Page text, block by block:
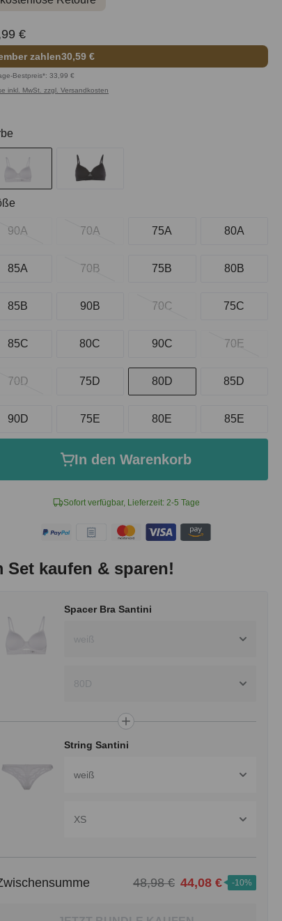
€
zahlen30,59 €
Bestpreis*: 33,99 €
inkl. MwSt. zzgl. Versandkosten
Sofort verfügbar, Lieferzeit: 2-5 Tage
90A 70A 75A 80A
85A 70B 75B 80B
85B 90B 70C 75C
85C 80C 90C 70E
70D 75D 80D 85D
90D 75E 80E 85E
In den Warenkorb
Set kaufen & sparen!
Spacer Bra Santini
weiß
80D
String Santini
weiß
XS
48,98 € 44,08 € -10%